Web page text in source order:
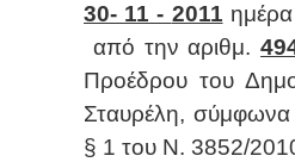
30- 11 - 2011
από την αριθμ.
Προέδρου του
Σταυρέλη, σύμφωνα
§ 1 του Ν. 3852/